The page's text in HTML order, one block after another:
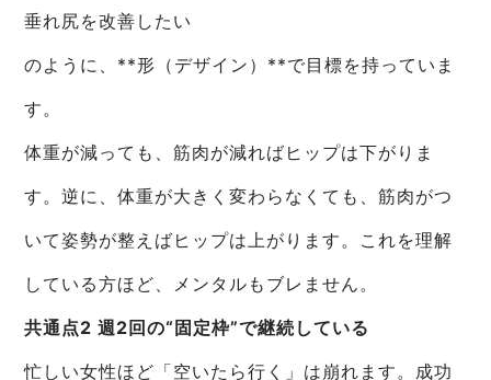
垂れ尻を改善したい
のように、**形（デザイン）**で目標を持っていま
す。
体重が減っても、筋肉が減ればヒップは下がりま
す。逆に、体重が大きく変わらなくても、筋肉がつ
いて姿勢が整えばヒップは上がります。これを理解
している方ほど、メンタルもブレません。
共通点2 週2回の“固定枠”で継続している
忙しい女性ほど「空いたら行く」は崩れます。成功